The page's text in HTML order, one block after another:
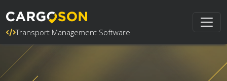
Transport Management Software